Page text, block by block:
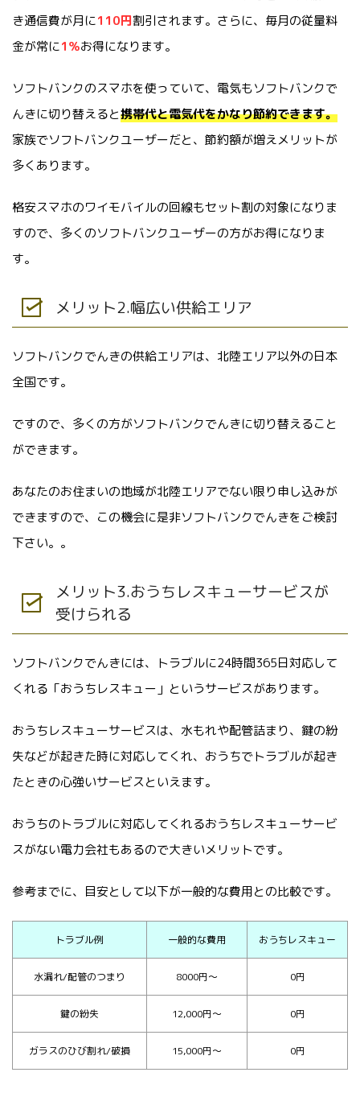
き通信費が月に110円割引されます。さらに、毎月の従量料
金が常に1％お得になります。
ソフトバンクのスマホを使っていて、電気もソフトバンクで
んきに切り替えると携帯代と電気代をかなり節約できます。
家族でソフトバンクユーザーだと、節約額が増えメリットが
多くあります。
格安スマホのワイモバイルの回線もセット割の対象になりま
すので、多くのソフトバンクユーザーの方がお得になりま
す。
メリット2.幅広い供給エリア
ソフトバンクでんきの供給エリアは、北陸エリア以外の日本
全国です。
ですので、多くの方がソフトバンクでんきに切り替えること
ができます。
あなたのお住まいの地域が北陸エリアでない限り申し込みが
できますので、この機会に是非ソフトバンクでんきをご検討
下さい。。
メリット3.おうちレスキューサービスが
受けられる
ソフトバンクでんきには、トラブルに24時間365日対応して
くれる「おうちレスキュー」というサービスがあります。
おうちレスキューサービスは、水もれや配管詰まり、鍵の紛
失などが起きた時に対応してくれ、おうちでトラブルが起き
たときの心強いサービスといえます。
おうちのトラブルに対応してくれるおうちレスキューサービ
スがない電力会社もあるので大きいメリットです。
参考までに、目安として以下が一般的な費用との比較です。
トラブル例 一般的な費用 おうちレスキュー
水漏れ/配管のつまり 8000円～ 0円
鍵の紛失 12,000円～ 0円
ガラスのひび割れ/破損 15,000円～ 0円